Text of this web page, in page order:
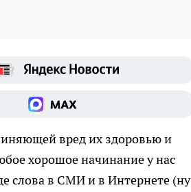
вред их здоровью и
хорошое начинание у нас
слова в СМИ и в Интернете (ну